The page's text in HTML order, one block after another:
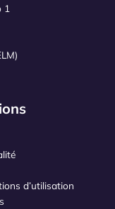
1
d’utilisation